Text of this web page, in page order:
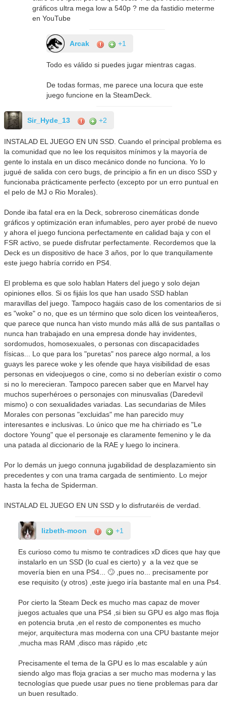
gráficos ultra mega low a 540p ? me da fastidio meterme
en YouTube
Arcak +1
Todo es válido si puedes jugar mientras cagas.
De todas formas, me parece una locura que este
juego funcione en la SteamDeck.
Sir_Hyde_13 +2
INSTALAD EL JUEGO EN UN SSD. Cuando el principal problema es
la comunidad que no lee los requisitos mínimos y la mayoría de
gente lo instala en un disco mecánico donde no funciona. Yo lo
jugué de salida con cero bugs, de principio a fin en un disco SSD y
funcionaba prácticamente perfecto (excepto por un erro puntual en
el pelo de MJ o Rio Morales).
Donde iba fatal era en la Deck, sobreroso cinemáticas donde
gráficos y optimización eran infumables, pero ayer probé de nuevo
y ahora el juego funciona perfectamente en calidad baja y con el
FSR activo, se puede disfrutar perfectamente. Recordemos que la
Deck es un dispositivo de hace 3 años, por lo que tranquilamente
este juego habría corrido en PS4.
El problema es que solo hablan Haters del juego y solo dejan
opiniones ellos. Si os fijáis los que han usado SSD hablan
maravillas del juego. Tampoco hagáis caso de los comentarios de si
es "woke" o no, que es un término que solo dicen los veinteañeros,
que parece que nunca han visto mundo más allá de sus pantallas o
nunca han trabajado en una empresa donde hay invidentes,
sordomudos, homosexuales, o personas con discapacidades
físicas... Lo que para los "puretas" nos parece algo normal, a los
guays les parece woke y les ofende que haya visibilidad de esas
personas en videojuegos o cine, como si no deberían existir o como
si no lo merecieran. Tampoco parecen saber que en Marvel hay
muchos superhéroes o personajes con minusvalias (Daredevil
mismo) o con sexualidades variadas. Las secundarias de Miles
Morales con personas "excluidas" me han parecido muy
interesantes e inclusivas. Lo único que me ha chirriado es "Le
doctore Young" que el personaje es claramente femenino y le da
una patada al diccionario de la RAE y luego lo incinera.
Por lo demás un juego connuna jugabilidad de desplazamiento sin
precedentes y con una trama cargada de sentimiento. Lo mejor
hasta la fecha de Spiderman.
INSTALAD EL JUEGO EN UN SSD y lo disfrutaréis de verdad.
lizbeth-moon +1
Es curioso como tu mismo te contradices xD dices que hay que
instalarlo en un SSD (lo cual es cierto) y a la vez que se
movería bien en una PS4... 🙄 ,pues no... precisamente por
ese requisito (y otros) ,este juego iría bastante mal en una Ps4.
Por cierto la Steam Deck es mucho mas capaz de mover
juegos actuales que una PS4 ,si bien su GPU es algo mas floja
en potencia bruta ,en el resto de componentes es mucho
mejor, arquitectura mas moderna con una CPU bastante mejor
,mucha mas RAM ,disco mas rápido ,etc
Precisamente el tema de la GPU es lo mas escalable y aún
siendo algo mas floja gracias a ser mucho mas moderna y las
tecnologías que puede usar pues no tiene problemas para dar
un buen resultado.